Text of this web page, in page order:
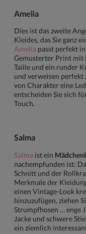
Amelia
Dies ist das zweite
Kleides, das Sie ganz
Amelia passt perfekt
Gemusterter Print mit
Taille und ein runder
und verweisen perfekt
von Charakter eine
entscheiden Sie sich
Touch.
Salma
Salma ist ein
nachempfunden ist:
Schnitt und der
Merkmale der
einen Vintage-Look
hinzuzufügen, ziehen
Strumpfhosen … enge
Jacke und schwere
ein ziemlich